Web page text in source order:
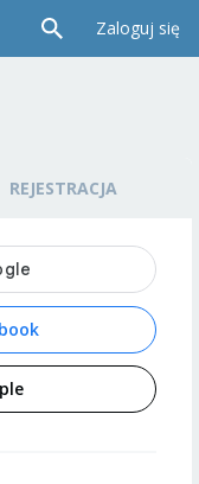
Zaloguj się
REJESTRACJA